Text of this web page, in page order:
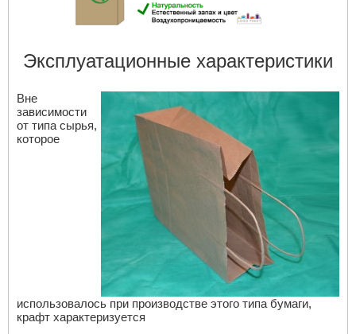
Эксплуатационные характеристики
Вне
зависимости
от типа сырья,
которое
использовалось при производстве этого типа бумаги,
крафт характеризуется